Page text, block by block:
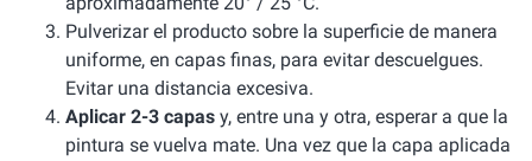
Pulverizar el producto sobre la superficie de manera
uniforme, en capas finas, para evitar descuelgues.
Evitar una distancia excesiva.
Aplicar 2-3 capas y, entre una y otra, esperar a que la
pintura se vuelva mate. Una vez que la capa aplicada